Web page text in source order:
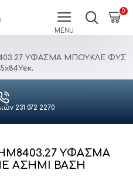
0
ΥΦΑΣΜΑ ΜΠΟΥΚΛΕ ΦΥΣ
231 072 2270
ΥΦΑΣΜΑ
ΑΣΗΜΙ ΒΑΣΗ